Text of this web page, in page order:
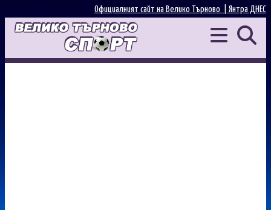
Янтра ДНЕС
Официалният сайт на Велико Търново |